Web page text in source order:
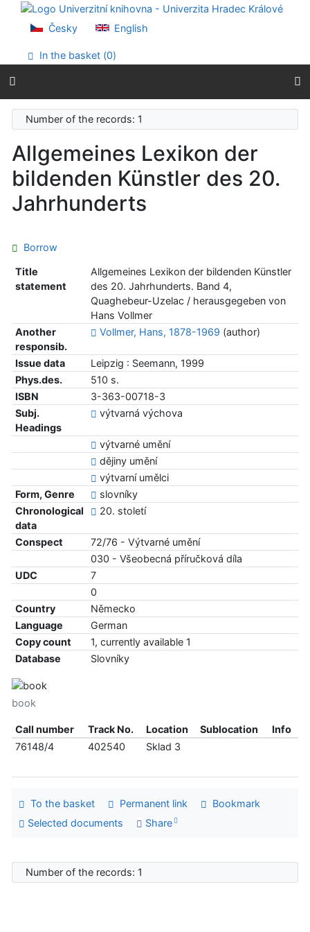
Go to content
Go to menu
Accessibility declaration
Česky English
In the basket (0)
Number of the records: 1
Allgemeines Lexikon der
bildenden Künstler des 20.
Jahrhunderts
Borrow
Title
statement
Allgemeines Lexikon der bildenden Künstler
des 20. Jahrhunderts. Band 4,
Quaghebeur-Uzelac / herausgegeben von
Hans Vollmer
Another
responsib.
Vollmer, Hans, 1878-1969 (author)
Issue data
Leipzig : Seemann, 1999
Phys.des.
510 s.
ISBN
3-363-00718-3
Subj.
Headings
výtvarná výchova
výtvarné umění
dějiny umění
výtvarní umělci
Form, Genre
slovníky
Chronological
data
20. století
Conspect
72/76 - Výtvarné umění
030 - Všeobecná příručková díla
UDC
7
0
Country
Německo
Language
German
Copy count
1, currently available 1
Database
Slovníky
book
Call number Track No. Location Sublocation
Info
76148/4
402540 Sklad 3
To the basket Permanent link
Bookmark
Selected documents
Share
Number of the records: 1